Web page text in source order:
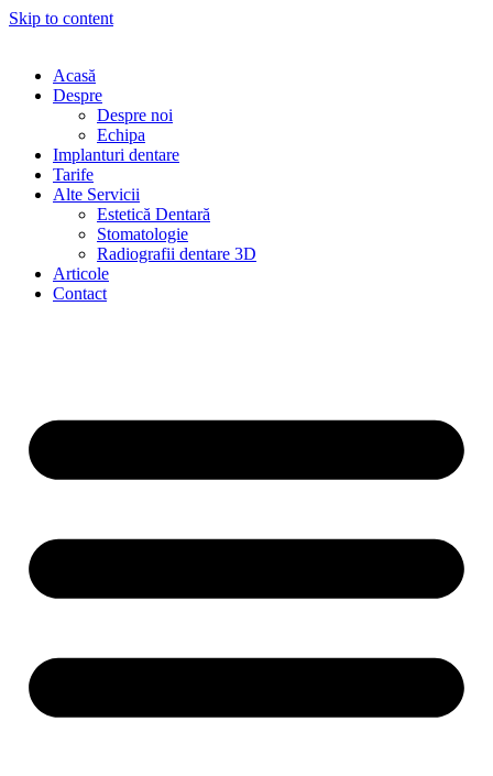
Skip to content
Acasă
Despre
Despre noi
Echipa
Implanturi dentare
Tarife
Alte Servicii
Estetică Dentară
Stomatologie
Radiografii dentare 3D
Articole
Contact